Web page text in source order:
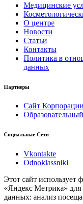
Медицинские
О центре
Новости
Статьи
Контакты
Политика в
данных
Партнеры
Сайт Корпорации
Социальные Сети
Vkontakte
Odnoklassniki
Этот сайт использует
«Яндекс Метрика» для
данных: анализ